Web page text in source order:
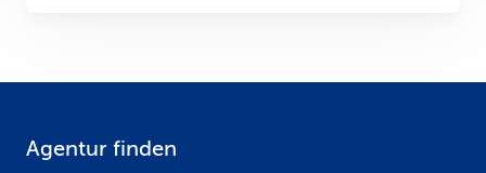
Agentur finden